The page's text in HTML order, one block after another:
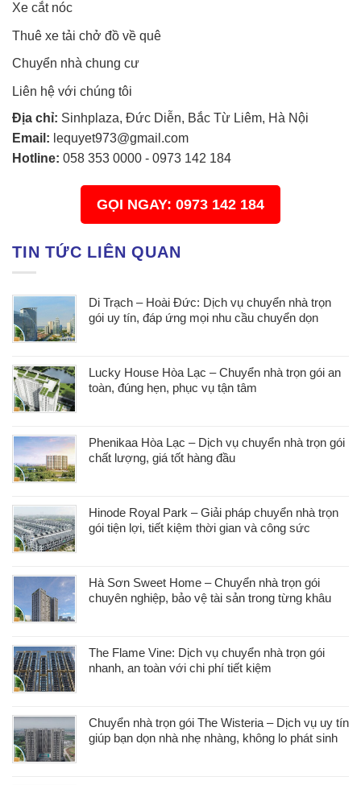
Xe cắt nóc
Thuê xe tải chở đồ về quê
Chuyển nhà chung cư
Liên hệ với chúng tôi
Địa chỉ: Sinhplaza, Đức Diễn, Bắc Từ Liêm, Hà Nội
Email: lequyet973@gmail.com
Hotline: 058 353 0000 - 0973 142 184
GỌI NGAY: 0973 142 184
TIN TỨC LIÊN QUAN
Di Trạch – Hoài Đức: Dịch vụ chuyển nhà trọn
gói uy tín, đáp ứng mọi nhu cầu chuyển dọn
Lucky House Hòa Lạc – Chuyển nhà trọn gói an
toàn, đúng hẹn, phục vụ tận tâm
Phenikaa Hòa Lạc – Dịch vụ chuyển nhà trọn gói
chất lượng, giá tốt hàng đầu
Hinode Royal Park – Giải pháp chuyển nhà trọn
gói tiện lợi, tiết kiệm thời gian và công sức
Hà Sơn Sweet Home – Chuyển nhà trọn gói
chuyên nghiệp, bảo vệ tài sản trong từng khâu
The Flame Vine: Dịch vụ chuyển nhà trọn gói
nhanh, an toàn với chi phí tiết kiệm
Chuyển nhà trọn gói The Wisteria – Dịch vụ uy tín
giúp bạn dọn nhà nhẹ nhàng, không lo phát sinh